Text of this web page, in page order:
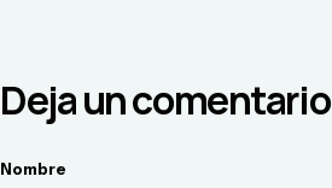
Deja un comentario
Nombre